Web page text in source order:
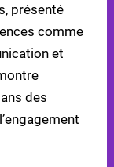
présenté
comme
et
des